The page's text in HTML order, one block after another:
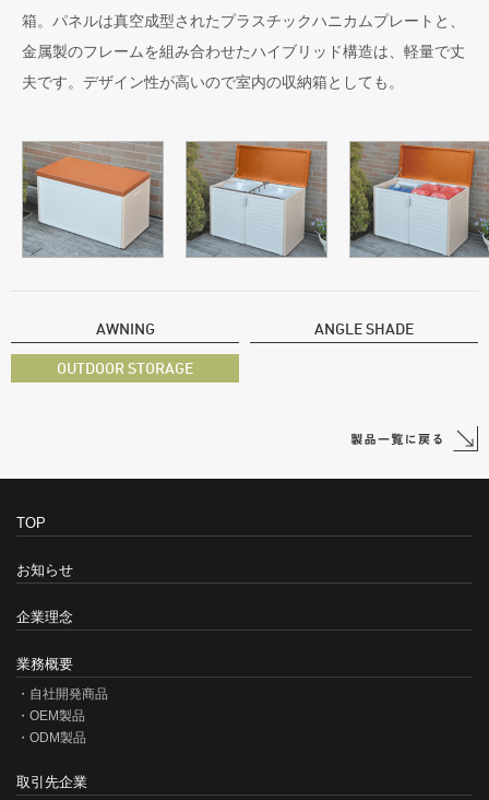
箱。パネルは真空成型されたプラスチックハニカムプレートと、
金属製のフレームを組み合わせたハイブリッド構造は、軽量で丈
夫です。デザイン性が高いので室内の収納箱としても。
AWNING ANGLE SHADE
OUTDOOR STORAGE
TOP
お知らせ
企業理念
業務概要
自社開発商品
OEM製品
ODM製品
取引先企業